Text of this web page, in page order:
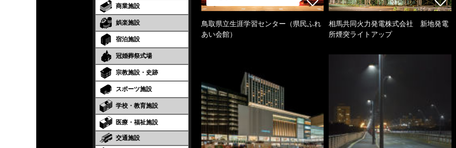
商業施設
娯楽施設
宿泊施設
冠婚葬祭式場
宗教施設・史跡
スポーツ施設
学校・教育施設
医療・福祉施設
交通施設
鳥取県立生涯学習センター（県民ふれ
あい会館）
相馬共同火力発電株式会社 新地発電
所煙突ライトアップ